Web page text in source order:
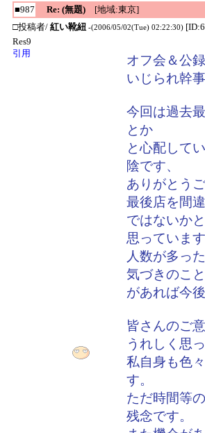
■987 Re: (無題)[地域:東京]
□投稿者/ 紅い靴紐 -(2006/05/02(Tue) 02:22:30)
Res9
引用
オフ会＆公
いじられ幹
今回は過去
とか
と心配して
陰です、
ありがとう
最後店を間
ではないかと
思っていま
人数が多っ
気づきのこと
があれば今
皆さんのご
うれしく思
私自身も色
す。
ただ時間等
残念です。